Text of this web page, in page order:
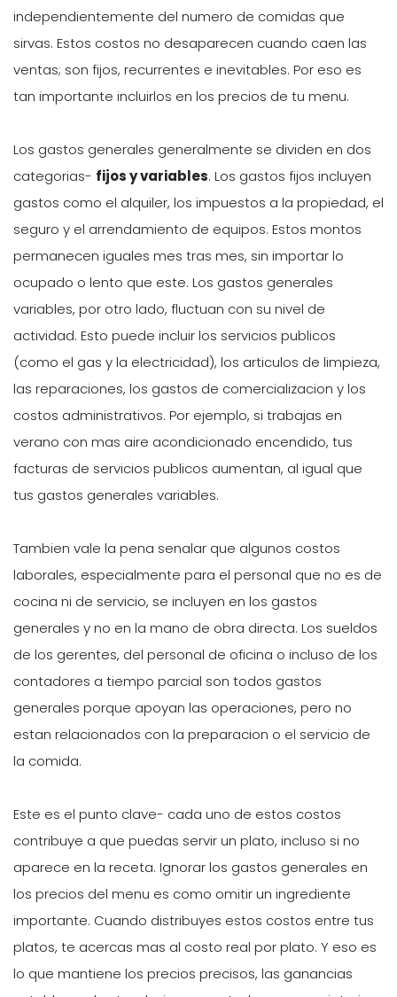
independientemente del numero de comidas que
sirvas. Estos costos no desaparecen cuando caen las
ventas; son fijos, recurrentes e inevitables. Por eso es
tan importante incluirlos en los precios de tu menu.
Los gastos generales generalmente se dividen en dos
categorias- fijos y variables. Los gastos fijos incluyen
gastos como el alquiler, los impuestos a la propiedad, el
seguro y el arrendamiento de equipos. Estos montos
permanecen iguales mes tras mes, sin importar lo
ocupado o lento que este. Los gastos generales
variables, por otro lado, fluctuan con su nivel de
actividad. Esto puede incluir los servicios publicos
(como el gas y la electricidad), los articulos de limpieza,
las reparaciones, los gastos de comercializacion y los
costos administrativos. Por ejemplo, si trabajas en
verano con mas aire acondicionado encendido, tus
facturas de servicios publicos aumentan, al igual que
tus gastos generales variables.
Tambien vale la pena senalar que algunos costos
laborales, especialmente para el personal que no es de
cocina ni de servicio, se incluyen en los gastos
generales y no en la mano de obra directa. Los sueldos
de los gerentes, del personal de oficina o incluso de los
contadores a tiempo parcial son todos gastos
generales porque apoyan las operaciones, pero no
estan relacionados con la preparacion o el servicio de
la comida.
Este es el punto clave- cada uno de estos costos
contribuye a que puedas servir un plato, incluso si no
aparece en la receta. Ignorar los gastos generales en
los precios del menu es como omitir un ingrediente
importante. Cuando distribuyes estos costos entre tus
platos, te acercas mas al costo real por plato. Y eso es
lo que mantiene los precios precisos, las ganancias